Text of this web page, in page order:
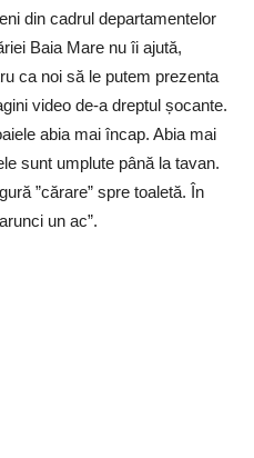
din cadrul departamentelor
Baia Mare nu îi ajută,
ca noi să le putem prezenta
video de-a dreptul șocante.
abia mai încap. Abia mai
sunt umplute până la tavan.
”cărare” spre toaletă. În
un ac”.